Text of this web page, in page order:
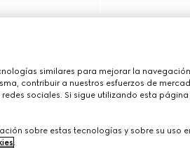
similares para mejorar la
contribuir a nuestros esfuerzos de
sociales. Si sigue utilizando esta
sobre estas tecnologías y sobre su uso